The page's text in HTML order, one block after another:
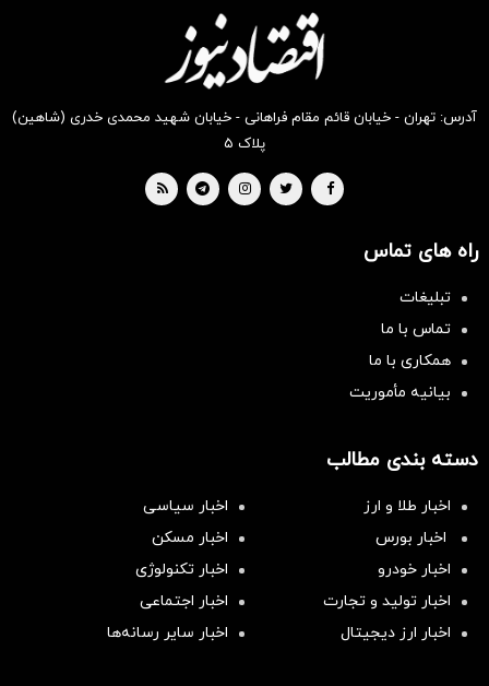
آدرس: تهران - خیابان قائم مقام فراهانی - خیابان شهید محمدی خدری (شاهین)
پلاک ۵
راه های تماس
تبلیغات
تماس با ما
همکاری با ما
بیانیه مأموریت
دسته بندی مطالب
اخبار طلا و ارز
اخبار سیاسی
اخبار بورس
اخبار مسکن
اخبار خودرو
اخبار تکنولوژی
اخبار تولید و تجارت
اخبار اجتماعی
اخبار ارز دیجیتال
اخبار سایر رسانه‌‌ها